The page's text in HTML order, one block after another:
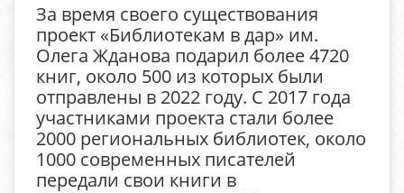
За время своего существования
проект «Библиотекам в дар» им.
Олега Жданова подарил более 4720
книг, около 500 из которых были
отправлены в 2022 году. С 2017 года
участниками проекта стали более
2000 региональных библиотек, около
1000 современных писателей
передали свои книги в